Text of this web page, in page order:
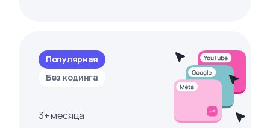
Популярная
Без кодинга
3+ месяца